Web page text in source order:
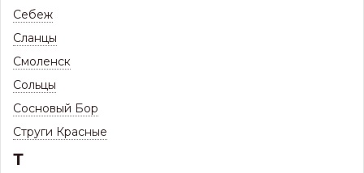
Себеж
Сланцы
Смоленск
Сольцы
Сосновый Бор
Струги Красные
Т